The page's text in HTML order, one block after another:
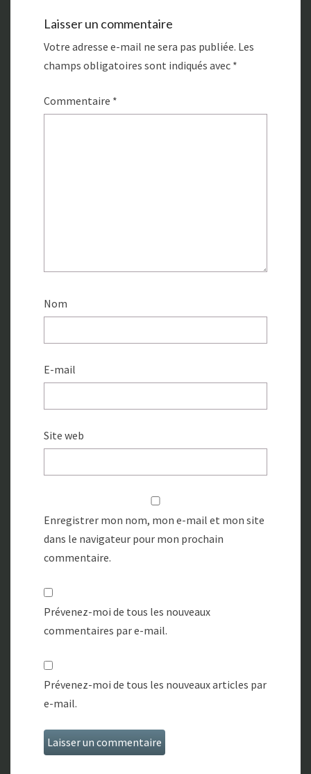
Laisser un commentaire
Votre adresse e-mail ne sera pas publiée. Les
champs obligatoires sont indiqués avec *
Commentaire *
Nom
E-mail
Site web
Enregistrer mon nom, mon e-mail et mon site
dans le navigateur pour mon prochain
commentaire.
Prévenez-moi de tous les nouveaux
commentaires par e-mail.
Prévenez-moi de tous les nouveaux articles par
e-mail.